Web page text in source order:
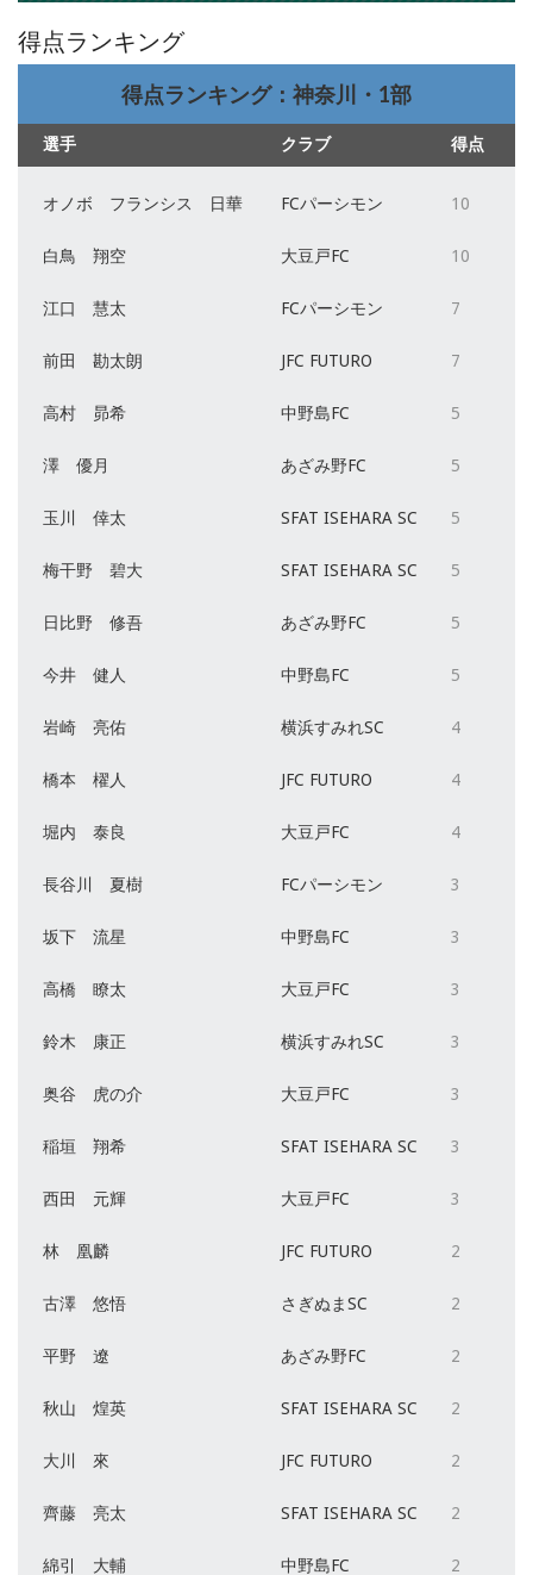
得点ランキング
得点ランキング：神奈川・1部
選手 クラブ 得点
オノボ フランシス 日華 FCパーシモン 10
白鳥 翔空 大豆戸FC 10
江口 慧太 FCパーシモン 7
前田 勘太朗 JFC FUTURO 7
高村 昴希 中野島FC 5
澤 優月 あざみ野FC 5
玉川 倖太 SFAT ISEHARA SC 5
梅干野 碧大 SFAT ISEHARA SC 5
日比野 修吾 あざみ野FC 5
今井 健人 中野島FC 5
岩崎 亮佑 横浜すみれSC 4
橋本 櫂人 JFC FUTURO 4
堀内 泰良 大豆戸FC 4
長谷川 夏樹 FCパーシモン 3
坂下 流星 中野島FC 3
高橋 瞭太 大豆戸FC 3
鈴木 康正 横浜すみれSC 3
奥谷 虎の介 大豆戸FC 3
稲垣 翔希 SFAT ISEHARA SC 3
西田 元輝 大豆戸FC 3
林 凰麟 JFC FUTURO 2
古澤 悠悟 さぎぬまSC 2
平野 遼 あざみ野FC 2
秋山 煌英 SFAT ISEHARA SC 2
大川 來 JFC FUTURO 2
齊藤 亮太 SFAT ISEHARA SC 2
綿引 大輔 中野島FC 2